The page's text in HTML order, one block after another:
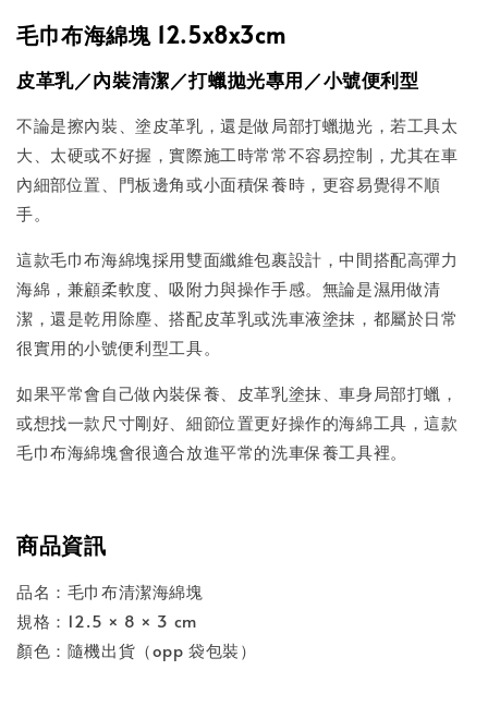
毛巾布海綿塊 12.5x8x3cm
皮革乳／內裝清潔／打蠟拋光專用／小號便利型
不論是擦內裝、塗皮革乳，還是做局部打蠟拋光，若工具太
大、太硬或不好握，實際施工時常常不容易控制，尤其在車
內細部位置、門板邊角或小面積保養時，更容易覺得不順
手。
這款毛巾布海綿塊採用雙面纖維包裹設計，中間搭配高彈力
海綿，兼顧柔軟度、吸附力與操作手感。無論是濕用做清
潔，還是乾用除塵、搭配皮革乳或洗車液塗抹，都屬於日常
很實用的小號便利型工具。
如果平常會自己做內裝保養、皮革乳塗抹、車身局部打蠟，
或想找一款尺寸剛好、細節位置更好操作的海綿工具，這款
毛巾布海綿塊會很適合放進平常的洗車保養工具裡。
商品資訊
品名：毛巾布清潔海綿塊
規格：12.5 × 8 × 3 cm
顏色：隨機出貨（opp 袋包裝）